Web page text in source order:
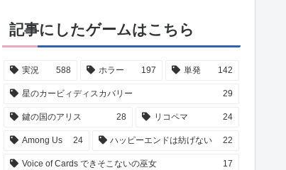
記事にしたゲームはこちら
実況 588 ホラー 197 単発 142
星のカービィディスカバリー 29
鍵の国のアリス 28 リコペマ 24
Among Us 24 ハッピーエンドは紡げない 22
Voice of Cards できそこないの巫女 17